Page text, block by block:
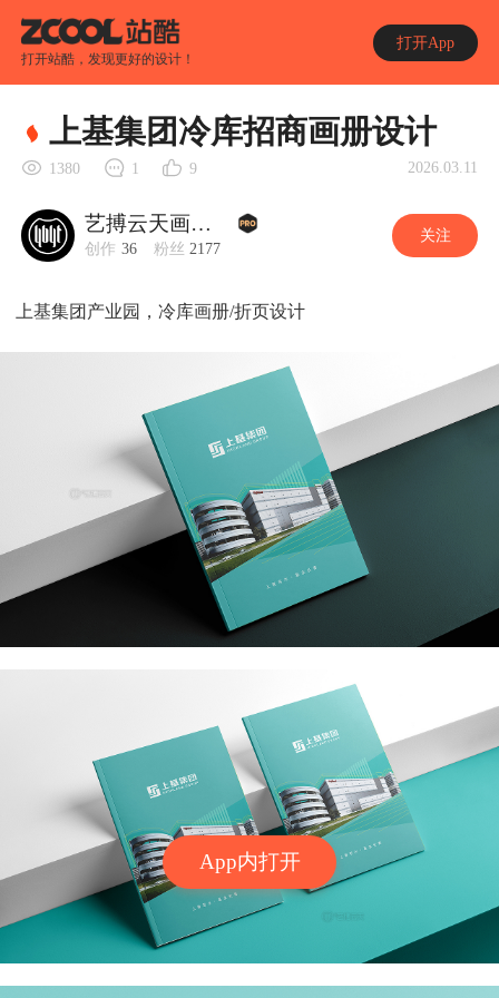
打开站酷，发现更好的设计！
打开App
App内打开
上基集团冷库招商画册设计
1380 1 9 2026.03.11
艺搏云天画册设计
创作 36 粉丝 2177
关注
上基集团产业园，冷库画册/折页设计